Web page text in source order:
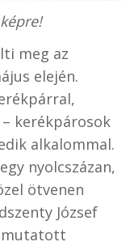
meg az
elején.
kerékpárosok
alkalommal.
nyolcszázan,
ötvenen
József